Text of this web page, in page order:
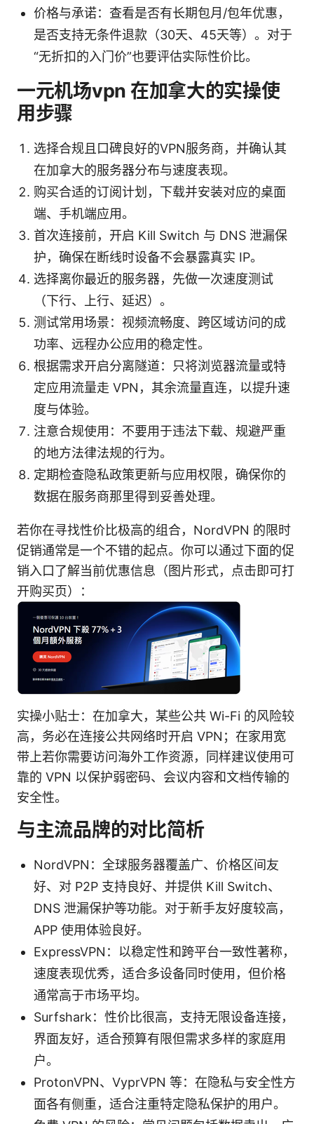
价格与承诺：查看是否有长期包月/包年优惠，
是否支持无条件退款（30天、45天等）。对于
“无折扣的入门价”也要评估实际性价比。
一元机场vpn 在加拿大的实操使
用步骤
选择合规且口碑良好的VPN服务商，并确认其
在加拿大的服务器分布与速度表现。
购买合适的订阅计划，下载并安装对应的桌面
端、手机端应用。
首次连接前，开启 Kill Switch 与 DNS 泄漏保
护，确保在断线时设备不会暴露真实 IP。
选择离你最近的服务器，先做一次速度测试
（下行、上行、延迟）。
测试常用场景：视频流畅度、跨区域访问的成
功率、远程办公应用的稳定性。
根据需求开启分离隧道：只将浏览器流量或特
定应用流量走 VPN，其余流量直连，以提升速
度与体验。
注意合规使用：不要用于违法下载、规避严重
的地方法律法规的行为。
定期检查隐私政策更新与应用权限，确保你的
数据在服务商那里得到妥善处理。
若你在寻找性价比极高的组合，NordVPN 的限时
促销通常是一个不错的起点。你可以通过下面的促
销入口了解当前优惠信息（图片形式，点击即可打
开购买页）：
实操小贴士：在加拿大，某些公共 Wi-Fi 的风险较
高，务必在连接公共网络时开启 VPN；在家用宽
带上若你需要访问海外工作资源，同样建议使用可
靠的 VPN 以保护弱密码、会议内容和文档传输的
安全性。
与主流品牌的对比简析
NordVPN：全球服务器覆盖广、价格区间友
好、对 P2P 支持良好、并提供 Kill Switch、
DNS 泄漏保护等功能。对于新手友好度较高，
APP 使用体验良好。
ExpressVPN：以稳定性和跨平台一致性著称，
速度表现优秀，适合多设备同时使用，但价格
通常高于市场平均。
Surfshark：性价比很高，支持无限设备连接，
界面友好，适合预算有限但需求多样的家庭用
户。
ProtonVPN、VyprVPN 等：在隐私与安全性方
面各有侧重，适合注重特定隐私保护的用户。